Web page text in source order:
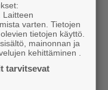
ja
joiden pohjalta
lyhyemmän
Laitteen
varten. Tietojen
tietojen käyttö.
mainonnan ja
kehittäminen .
tarvitsevat